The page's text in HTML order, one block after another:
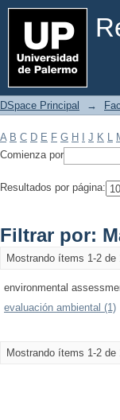
Filtrar por:
DSpace Principal →
A B C D E F G H J K L
Comienza por
Resultados por página:
Filtrar por:
Mostrando ítems 1-2 de
environmental
evaluación ambiental (1)
Mostrando ítems 1-2 de